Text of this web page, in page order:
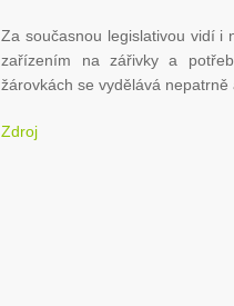
Za současnou legislativou vidí i
zařízením na zářivky a
žárovkách se vydělává nepatrně
Zdroj